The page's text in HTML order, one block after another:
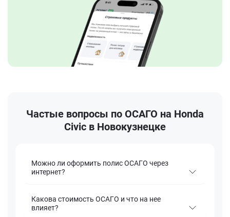
Частые вопросы по ОСАГО на Honda
Civic в Новокузнецке
Можно ли оформить полис ОСАГО через
интернет?
Какова стоимость ОСАГО и что на нее
влияет?